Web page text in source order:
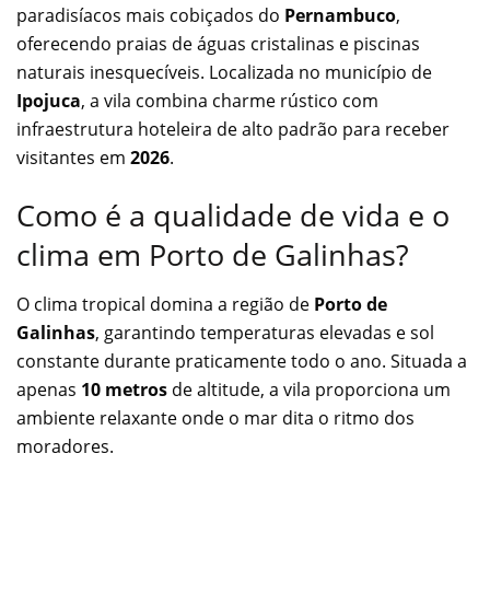
paradisíacos mais cobiçados do Pernambuco,
oferecendo praias de águas cristalinas e piscinas
naturais inesquecíveis. Localizada no município de
Ipojuca, a vila combina charme rústico com
infraestrutura hoteleira de alto padrão para receber
visitantes em 2026.
Como é a qualidade de vida e o
clima em Porto de Galinhas?
O clima tropical domina a região de Porto de
Galinhas, garantindo temperaturas elevadas e sol
constante durante praticamente todo o ano. Situada a
apenas 10 metros de altitude, a vila proporciona um
ambiente relaxante onde o mar dita o ritmo dos
moradores.